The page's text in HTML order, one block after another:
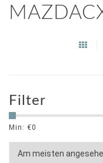
Filter
Min: €0